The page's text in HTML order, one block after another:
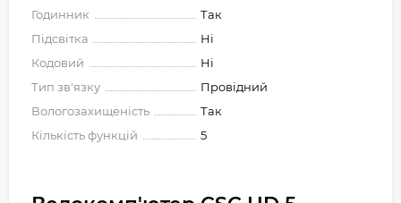
Годинник
Так
Підсвітка
Ні
Кодовий
Ні
Тип зв'язку
Провідний
Вологозахищеність
Так
Кількість функцій
5